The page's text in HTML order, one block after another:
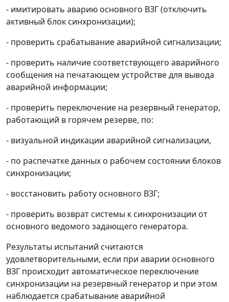
- имитировать аварию основного ВЗГ (отключить
активный блок синхронизации);
- проверить срабатывание аварийной сигнализации;
- проверить наличие соответствующего аварийного
сообщения на печатающем устройстве для вывода
аварийной информации;
- проверить переключение на резервный генератор,
работающий в горячем резерве, по:
- визуальной индикации аварийной сигнализации,
- по распечатке данных о рабочем состоянии блоков
синхронизации;
- восстановить работу основного ВЗГ;
- проверить возврат системы к синхронизации от
основного ведомого задающего генератора.
Результаты испытаний считаются
удовлетворительными, если при аварии основного
ВЗГ происходит автоматическое переключение
синхронизации на резервный генератор и при этом
наблюдается срабатывание аварийной